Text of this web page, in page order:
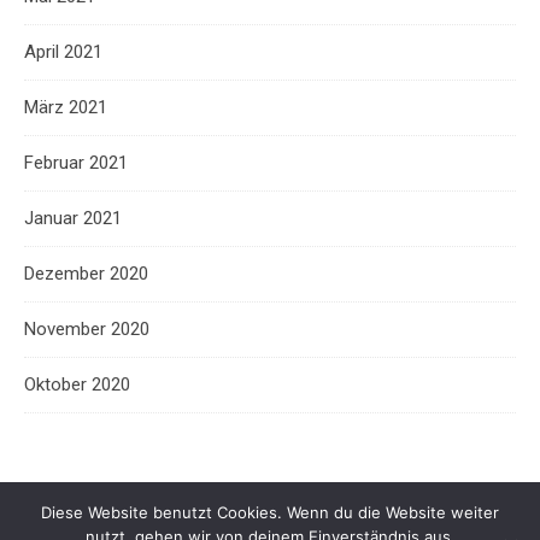
April 2021
März 2021
Februar 2021
Januar 2021
Dezember 2020
November 2020
Oktober 2020
Diese Website benutzt Cookies. Wenn du die Website weiter